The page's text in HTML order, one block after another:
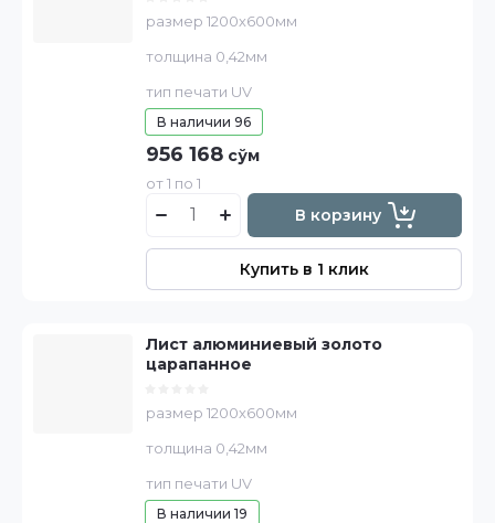
размер 1200х600мм
толщина 0,42мм
тип печати UV
В наличии 96
956 168 сўм
от 1 по 1
В корзину
Купить в 1 клик
Лист алюминиевый золото
царапанное
размер 1200х600мм
толщина 0,42мм
тип печати UV
В наличии 19